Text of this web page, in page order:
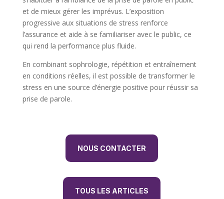
et de mieux gérer les imprévus. L’exposition
progressive aux situations de stress renforce
l’assurance et aide à se familiariser avec le public, ce
qui rend la performance plus fluide.
En combinant sophrologie, répétition et entraînement
en conditions réelles, il est possible de transformer le
stress en une source d’énergie positive pour réussir sa
prise de parole.
NOUS CONTACTER
TOUS LES ARTICLES